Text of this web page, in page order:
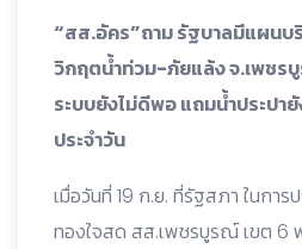
“สส.อัคร”ถาม รัฐบาลมีแผนบ
วิกฤตน้ำท่วม-ภัยแล้ง จ.เพชร
ระบบยังไม่ดีพอ แถมน้ำประปา
ประจำวัน
เมื่อวันที่ 19 ก.ย. ที่รัฐสภา ในการ
ทองใจสด สส.เพชรบูรณ์ เขต 6